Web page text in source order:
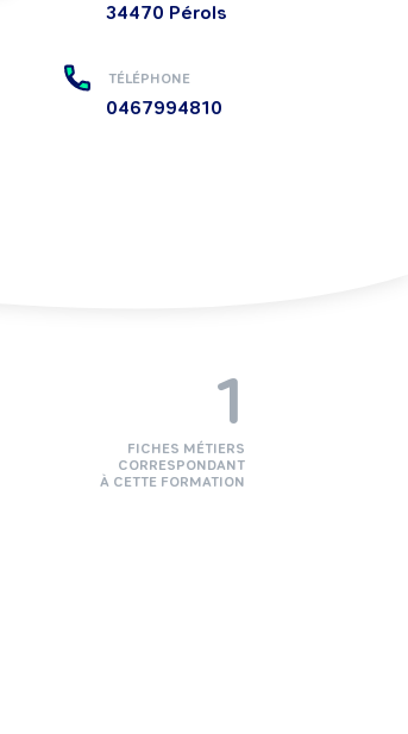
34470 Pérols
TÉLÉPHONE
0467994810
1
FICHES MÉTIERS
CORRESPONDANT
À CETTE FORMATION